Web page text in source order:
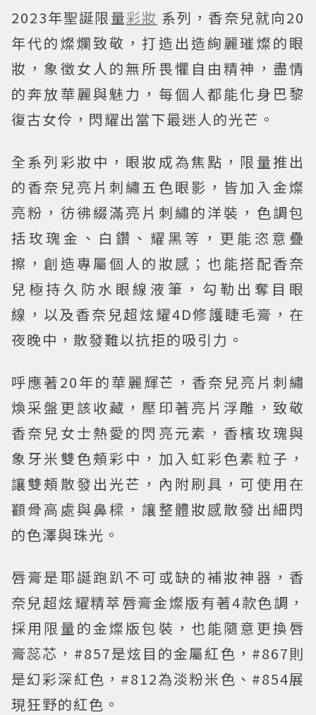
2023年聖誕限量彩妝 系列，香奈兒就向20
年代的燦爛致敬，打造出造絢麗璀燦的眼
妝，象徵女人的無所畏懼自由精神，盡情
的奔放華麗與魅力，每個人都能化身巴黎
復古女伶，閃耀出當下最迷人的光芒。
全系列彩妝中，眼妝成為焦點，限量推出
的香奈兒亮片刺繡五色眼影，皆加入金燦
亮粉，彷彿綴滿亮片刺繡的洋裝，色調包
括玫瑰金、白鑽、耀黑等，更能恣意疊
擦，創造專屬個人的妝感；也能搭配香奈
兒極持久防水眼線液筆，勾勒出奪目眼
線，以及香奈兒超炫耀4D修護睫毛膏，在
夜晚中，散發難以抗拒的吸引力。
呼應著20年的華麗輝芒，香奈兒亮片刺繡
煥采盤更該收藏，壓印著亮片浮雕，致敬
香奈兒女士熱愛的閃亮元素，香檳玫瑰與
象牙米雙色頰彩中，加入虹彩色素粒子，
讓雙頰散發出光芒，內附刷具，可使用在
顴骨高處與鼻樑，讓整體妝感散發出細閃
的色澤與珠光。
唇膏是耶誕跑趴不可或缺的補妝神器，香
奈兒超炫耀精萃唇膏金燦版有著4款色調，
採用限量的金燦版包裝，也能隨意更換唇
膏蕊芯，#857是炫目的金屬紅色，#867則
是幻彩深紅色，#812為淡粉米色、#854展
現狂野的紅色。